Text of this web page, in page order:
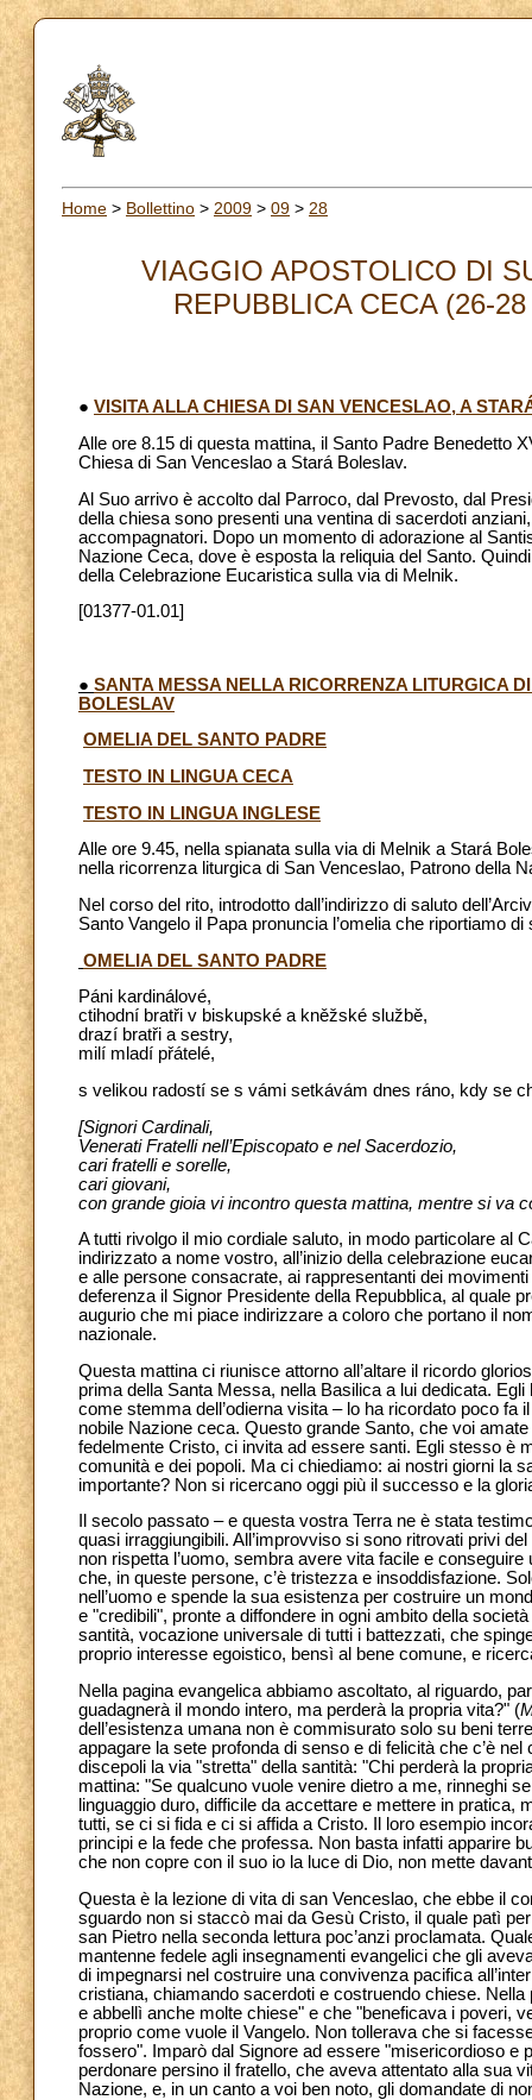
Home > Bollettino > 2009 > 09 > 28
VIAGGIO APOSTOLICO DI
REPUBBLICA CECA (26-
● VISITA ALLA CHIESA DI SAN VENCESLAO, A
Alle ore 8.15 di questa mattina, il Santo Padre Benedetto
Chiesa di San Venceslao a Stará Boleslav.
Al Suo arrivo è accolto dal Parroco, dal Prevosto, dal
della chiesa sono presenti una ventina di sacerdoti
accompagnatori. Dopo un momento di adorazione al
Nazione Ceca, dove è esposta la reliquia del Santo.
della Celebrazione Eucaristica sulla via di Melnik.
[01377-01.01]
● SANTA MESSA NELLA RICORRENZA LITURGICA
BOLESLAV
OMELIA DEL SANTO PADRE
TESTO IN LINGUA CECA
TESTO IN LINGUA INGLESE
Alle ore 9.45, nella spianata sulla via di Melnik a Stará
nella ricorrenza liturgica di San Venceslao, Patrono della
Nel corso del rito, introdotto dall’indirizzo di saluto
Santo Vangelo il Papa pronuncia l’omelia che riportiamo di
OMELIA DEL SANTO PADRE
Páni kardinálové,
ctihodní bratři v biskupské a kněžské službě,
drazí bratři a sestry,
milí mladí přátelé,
s velikou radostí se s vámi setkávám dnes ráno, kdy se
[Signori Cardinali,
Venerati Fratelli nell’Episcopato e nel Sacerdozio,
cari fratelli e sorelle,
cari giovani,
con grande gioia vi incontro questa mattina, mentre si va
A tutti rivolgo il mio cordiale saluto, in modo particolare al
indirizzato a nome vostro, all’inizio della celebrazione
e alle persone consacrate, ai rappresentanti dei
deferenza il Signor Presidente della Repubblica, al quale
augurio che mi piace indirizzare a coloro che portano il
nazionale.
Questa mattina ci riunisce attorno all’altare il ricordo
prima della Santa Messa, nella Basilica a lui dedicata.
come stemma dell’odierna visita – lo ha ricordato poco
nobile Nazione ceca. Questo grande Santo, che voi
fedelmente Cristo, ci invita ad essere santi. Egli stesso è
comunità e dei popoli. Ma ci chiediamo: ai nostri giorni la
importante? Non si ricercano oggi più il successo e la
Il secolo passato – e questa vostra Terra ne è stata
quasi irraggiungibili. All’improvviso si sono ritrovati privi
non rispetta l’uomo, sembra avere vita facile e
che, in queste persone, c’è tristezza e insoddisfazione.
nell’uomo e spende la sua esistenza per costruire un
e "credibili", pronte a diffondere in ogni ambito della
santità, vocazione universale di tutti i battezzati, che
proprio interesse egoistico, bensì al bene comune, e
Nella pagina evangelica abbiamo ascoltato, al riguardo,
guadagnerà il mondo intero, ma perderà la propria vita?" (
dell’esistenza umana non è commisurato solo su beni
appagare la sete profonda di senso e di felicità che c’è
discepoli la via "stretta" della santità: "Chi perderà la
mattina: "Se qualcuno vuole venire dietro a me, rinneghi
linguaggio duro, difficile da accettare e mettere in
tutti, se ci si fida e ci si affida a Cristo. Il loro esempio
principi e la fede che professa. Non basta infatti apparire
che non copre con il suo io la luce di Dio, non mette
Questa è la lezione di vita di san Venceslao, che ebbe il
sguardo non si staccò mai da Gesù Cristo, il quale patì
san Pietro nella seconda lettura poc’anzi proclamata.
mantenne fedele agli insegnamenti evangelici che gli
di impegnarsi nel costruire una convivenza pacifica
cristiana, chiamando sacerdoti e costruendo chiese.
e abbellì anche molte chiese" e che "beneficava i poveri,
proprio come vuole il Vangelo. Non tollerava che si
fossero". Imparò dal Signore ad essere "misericordioso e
perdonare persino il fratello, che aveva attentato alla sua
Nazione, e, in un canto a voi ben noto, gli domandate di